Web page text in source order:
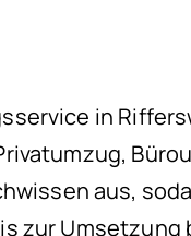
in
aus,
zur